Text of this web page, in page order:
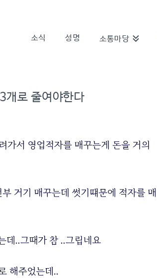
소식 성명 소통마당
개로 줄여야한다
가서 영업적자를 매꾸는게 돈을 거의
거기 매꾸는데 썻기떄문에 적자를 매
데..그때가 참 ..그립네요
해주었는데..